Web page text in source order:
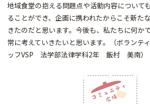
地域食堂の抱える問題点や活動内容について
ることができ、企画に携われたからこそ新た
きたのだと思います。今後も、私たちに何か
常に考えていきたいと思います。（ボランテ
ッフVSP 法学部法律学科2年 飯村 美南）